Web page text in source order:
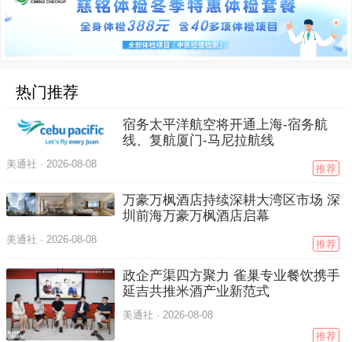
热门推荐
宿务太平洋航空将开通上海-宿务航
线、复航厦门-马尼拉航线
美通社 · 2026-08-08 推荐
万豪万枫酒店持续深耕大湾区市场 深
圳前海万豪万枫酒店启幕
美通社 · 2026-08-08 推荐
政企产渠四方聚力 雀巢专业餐饮携手
延吉共推米酒产业新范式
美通社 · 2026-08-08
推荐